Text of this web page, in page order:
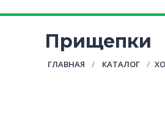
Прищепки
ГЛАВНАЯ КАТАЛОГ